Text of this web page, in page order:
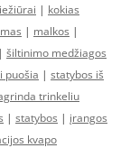
| kokias
| malkos |
| šiltinimo medžiagos
puošia | statybos iš
trinkeliu
| statybos | įrangos
kvapo